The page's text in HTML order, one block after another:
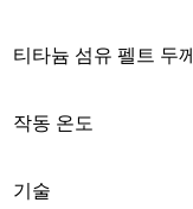
티타늄 섬유 펠트 두께
작동 온도
기술